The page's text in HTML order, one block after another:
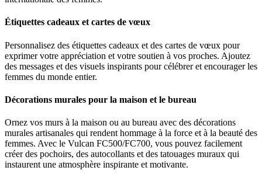
Étiquettes cadeaux et cartes de vœux
Personnalisez des étiquettes cadeaux et des cartes de vœux pour
exprimer votre appréciation et votre soutien à vos proches. Ajoutez
des messages et des visuels inspirants pour célébrer et encourager les
femmes du monde entier.
Décorations murales pour la maison et le bureau
Ornez vos murs à la maison ou au bureau avec des décorations
murales artisanales qui rendent hommage à la force et à la beauté des
femmes. Avec le Vulcan FC500/FC700, vous pouvez facilement
créer des pochoirs, des autocollants et des tatouages muraux qui
instaurent une atmosphère inspirante et motivante.